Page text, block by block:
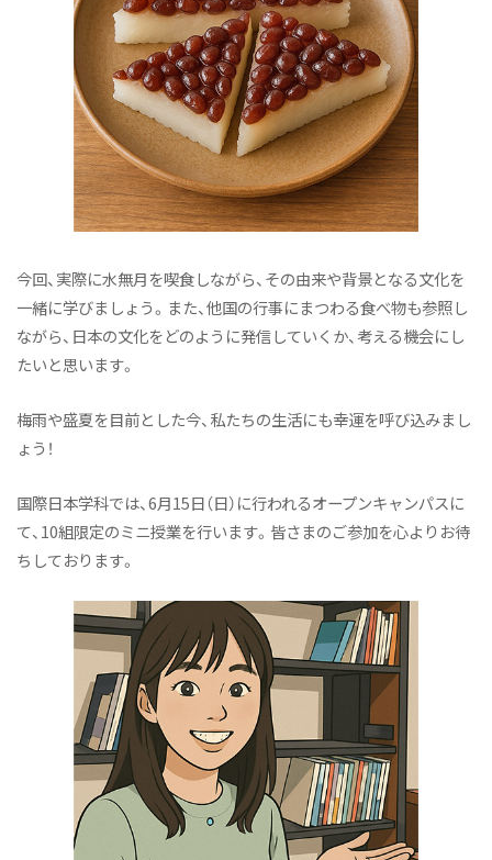
今回、実際に水無月を喫食しながら、その由来や背景となる文化を
一緒に学びましょう。また、他国の行事にまつわる食べ物も参照し
ながら、日本の文化をどのように発信していくか、考える機会にし
たいと思います。
梅雨や盛夏を目前とした今、私たちの生活にも幸運を呼び込みまし
ょう！
国際日本学科では、6月15日（日）に行われるオープンキャンパスに
て、10組限定のミニ授業を行います。皆さまのご参加を心よりお待
ちしております。
ニュース&トピックス：アーカイブ